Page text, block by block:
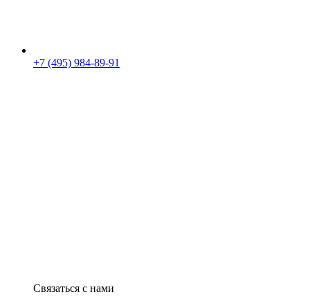
+7 (495) 984-89-91
Связаться с нами